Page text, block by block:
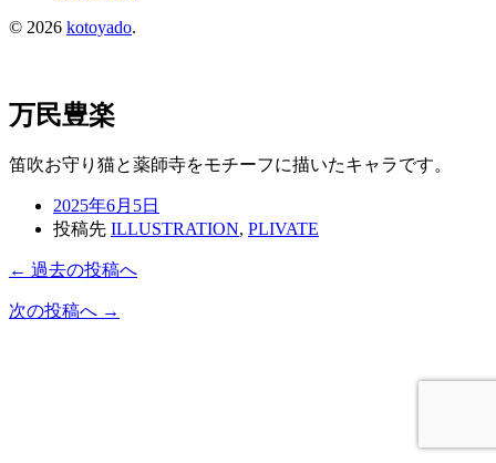
© 2026 kotoyado.
万民豊楽
笛吹お守り猫と薬師寺をモチーフに描いたキャラです。
2025年6月5日
投稿先 ILLUSTRATION, PLIVATE
← 過去の投稿へ
次の投稿へ →